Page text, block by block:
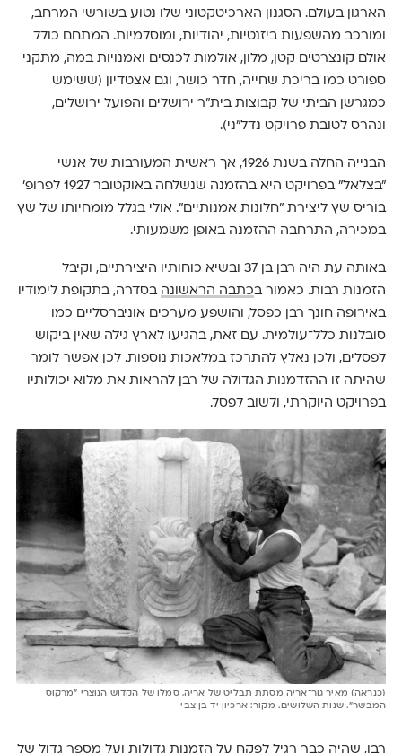
הארגון בעולם. הסגנון הארכיטקטוני שלו נטוע בשורשי המרחב,
ומורכב מהשפעות ביזנטיות, יהודיות, ומוסלמיות. המתחם כולל
אולם קונצרטים קטן, מלון, אולמות לכנסים ואמנויות במה, מתקני
ספורט כמו בריכת שחייה, חדר כושר, וגם אצטדיון (ששימש
כמגרשן הביתי של קבוצות בית"ר ירושלים והפועל ירושלים,
ונהרס לטובת פרויקט נדל"ני).
הבנייה החלה בשנת 1926, אך ראשית המעורבות של אנשי
"בצלאל" בפרויקט היא בהזמנה שנשלחה באוקטובר 1927 לפרופ'
בוריס שץ ליצירת "חלונות אמנותיים". אולי בגלל מומחיותו של שץ
במכירה, התרחבה ההזמנה באופן משמעותי.
באותה עת היה רבן בן 37 ובשיא כוחותיו היצירתיים, וקיבל
הזמנות רבות. כאמור בכתבה הראשונה בסדרה, בתקופת לימודיו
באירופה חונך רבן כפסל, והושפע מערכים אוניברסליים כמו
סובלנות כלל־עולמית. עם זאת, בהגיעו לארץ גילה שאין ביקוש
לפסלים, ולכן נאלץ להתרכז במלאכות נוספות. לכן אפשר לומר
שהיתה זו ההזדמנות הגדולה של רבן להראות את מלוא יכולותיו
בפרויקט היוקרתי, ולשוב לפסל.
(כנראה) מאיר גור־אריה מסתת תבליט של אריה, סמלו של הקדוש הנוצרי "מרקוס
המבשר". שנות השלושים. מקור: ארכיון יד בן צבי
רבן, שהיה כבר רגיל לפקח על הזמנות גדולות ועל מספר גדול של